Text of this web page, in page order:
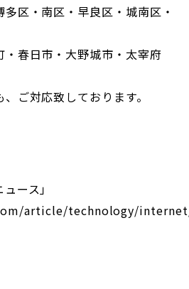
区・南区・早良区・城南区・
春日市・大野城市・太宰府
ご対応致しております。
ース」
article/technology/